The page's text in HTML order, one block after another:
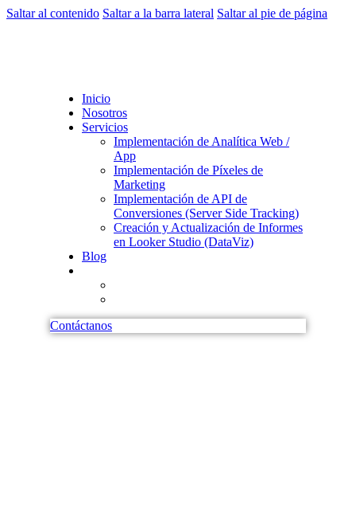
Saltar al contenido Saltar a la barra lateral Saltar al pie de página
Inicio
Nosotros
Servicios
Implementación de Analítica Web /
App
Implementación de Píxeles de
Marketing
Implementación de API de
Conversiones (Server Side Tracking)
Creación y Actualización de Informes
en Looker Studio (DataViz)
Blog
Contáctanos